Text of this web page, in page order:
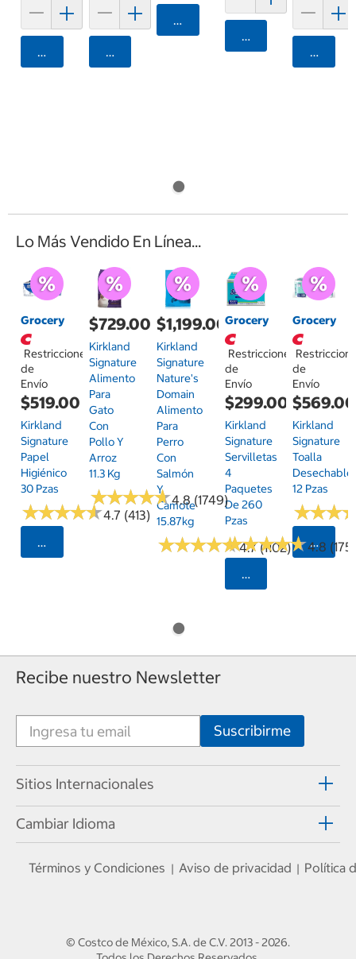
Agregar Agregar
Agregar
Agregar
Lo Más Vendido En Línea...
Grocery
Restricciones
de
Envío
$519.00
Kirkland
Signature
Papel
Higiénico
30 Pzas
★★★★★
★★★★★4.7 (413)
Seleccionar Código Postal
$729.00
Kirkland
Signature
Alimento
Para
Gato
Con
Pollo Y
Arroz
11.3 Kg
★★★★★
★★★★★4.8 (1749)
$1,199.00
Kirkland
Signature
Nature's
Domain
Alimento
Para
Perro
Con
Salmón
Y
Camote
15.87kg
★★★★★
★★★★★4.7 (1102)
Grocery
Restricciones
de
Envío
$299.00
Kirkland
Signature
Servilletas
4
Paquetes
De 260
Pzas
★★★★★
★★★★★4.8 (175)
Seleccionar
Grocery
de
Envío
$569.00
Kirkland
Signature
Toalla
Desechable
12 Pzas
★★★
★★★
Recibe nuestro Newsletter
Sitios Internacionales
Cambiar Idioma
Términos y Condiciones | Aviso de privacidad | Política
© Costco de México, S.A. de C.V.2013 - 2026.